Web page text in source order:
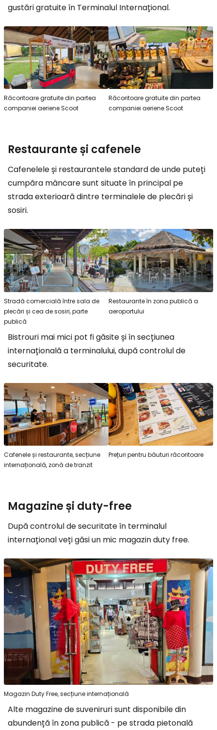
gustări gratuite în Terminalul Internațional.
Răcoritoare gratuite din partea
companiei aeriene Scoot
Răcoritoare gratuite din partea
companiei aeriene Scoot
Restaurante și cafenele
Cafenelele și restaurantele standard de unde puteți
cumpăra mâncare sunt situate în principal pe
strada exterioară dintre terminalele de plecări și
sosiri.
Stradă comercială între sala de
plecări și cea de sosiri, parte
publică
Restaurante în zona publică a
aeroportului
Bistrouri mai mici pot fi găsite și în secțiunea
internațională a terminalului, după controlul de
securitate.
Cafenele și restaurante, secțiune
internațională, zonă de tranzit
Prețuri pentru băuturi răcoritoare
Magazine și duty-free
După controlul de securitate în terminalul
internațional veți găsi un mic magazinduty free.
Magazin Duty Free, secțiune internațională
Alte magazine de suveniruri sunt disponibile din
abundență în zona publică - pe strada pietonală